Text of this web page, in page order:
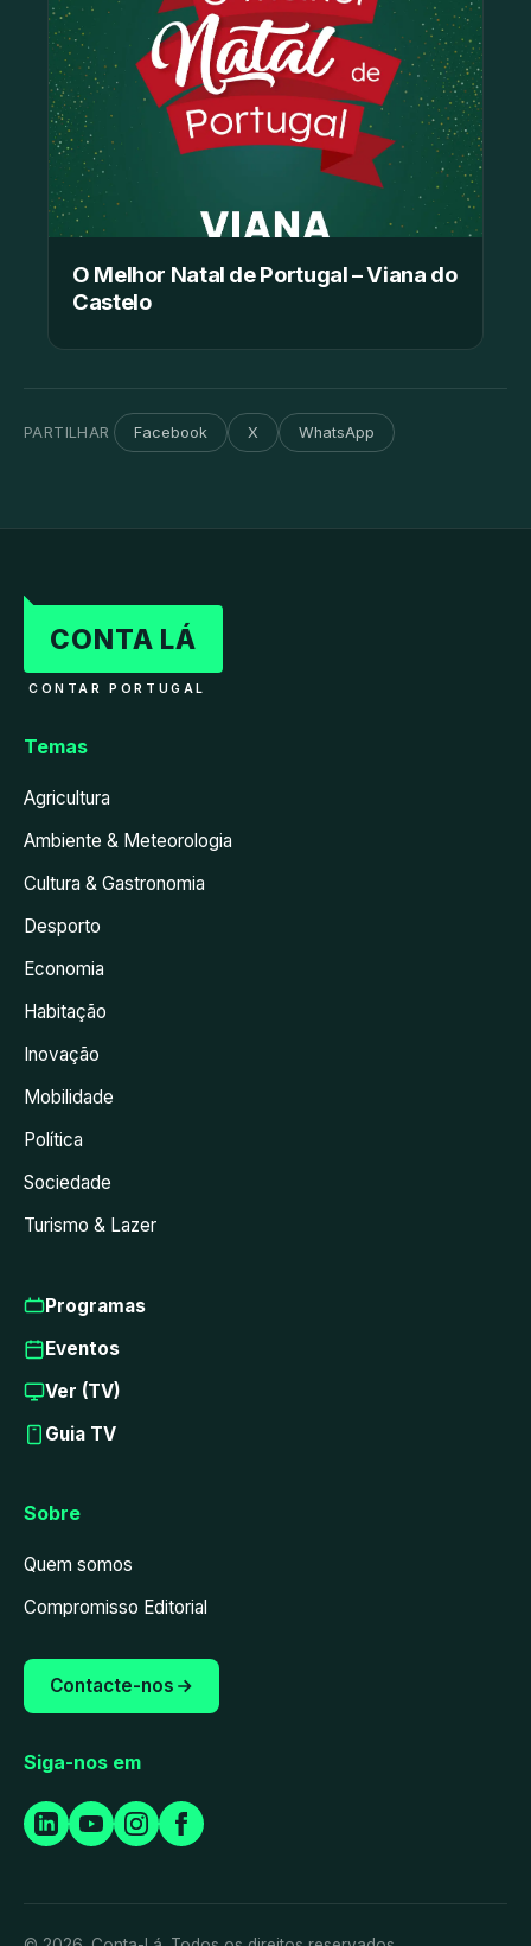
O Melhor Natal de Portugal – Viana do
Castelo
PARTILHAR Facebook X WhatsApp
CONTA LÁ
CONTAR PORTUGAL
Temas
Agricultura
Ambiente & Meteorologia
Cultura & Gastronomia
Desporto
Economia
Habitação
Inovação
Mobilidade
Política
Sociedade
Turismo & Lazer
Programas
Eventos
Ver (TV)
Guia TV
Sobre
Quem somos
Compromisso Editorial
Contacte-nos
Siga-nos em